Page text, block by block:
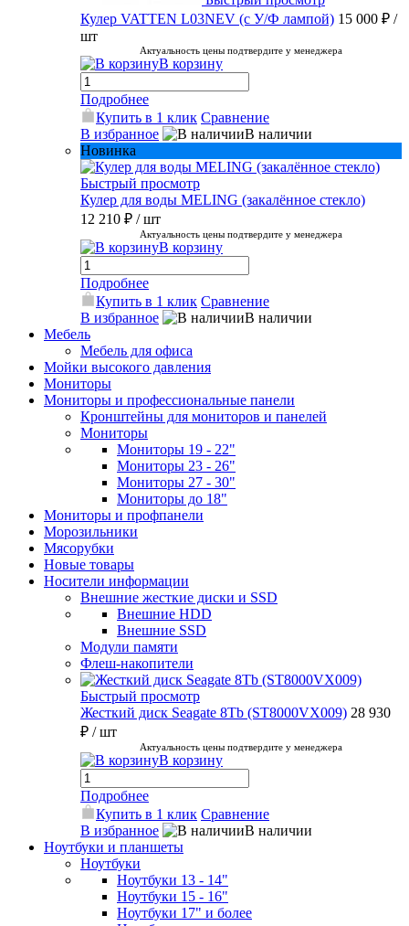
Кулер VATTEN L03NEV (с У/Ф лампой) 15 000 ₽ /
шт
Актуальность цены подтвердите у менеджера
В корзину
Подробнее
Купить в 1 клик Сравнение
В избранное
В наличии
Новинка
Быстрый просмотр
Кулер для воды MELING (закалённое стекло)
12 210 ₽ / шт
Актуальность цены подтвердите у менеджера
В корзину
Подробнее
Купить в 1 клик Сравнение
В избранное
В наличии
Мебель
Мебель для офиса
Мойки высокого давления
Мониторы
Мониторы и профессиональные панели
Кронштейны для мониторов и панелей
Мониторы
Мониторы 19 - 22"
Мониторы 23 - 26"
Мониторы 27 - 30"
Мониторы до 18"
Мониторы и профпанели
Морозильники
Мясорубки
Новые товары
Носители информации
Внешние жесткие диски и SSD
Внешние HDD
Внешние SSD
Модули памяти
Флеш-накопители
Быстрый просмотр
Жесткий диск Seagate 8Tb (ST8000VX009) 28 930
₽ / шт
Актуальность цены подтвердите у менеджера
В корзину
Подробнее
Купить в 1 клик Сравнение
В избранное
В наличии
Ноутбуки и планшеты
Ноутбуки
Ноутбуки 13 - 14"
Ноутбуки 15 - 16"
Ноутбуки 17" и более